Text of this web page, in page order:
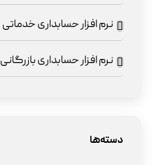
نرم افزار حسابداری خدماتی
نرم افزار حسابداری بازرگانی
دسته‌ها